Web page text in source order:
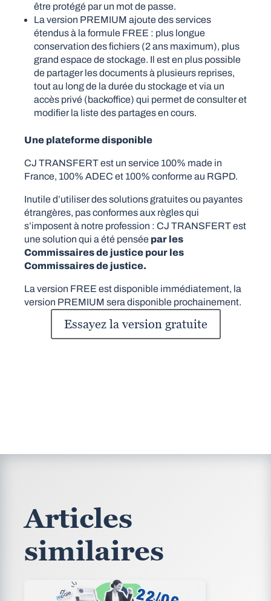
être protégé par un mot de passe.
La version PREMIUM ajoute des services
étendus à la formule FREE : plus longue
conservation des fichiers (2 ans maximum), plus
grand espace de stockage. Il est en plus possible
de partager les documents à plusieurs reprises,
tout au long de la durée du stockage et via un
accès privé (backoffice) qui permet de consulter et
modifier la liste des partages en cours.
Une plateforme disponible
CJ TRANSFERT est un service 100% made in
France, 100% ADEC et 100% conforme au RGPD.
Inutile d’utiliser des solutions gratuites ou payantes
étrangères, pas conformes aux règles qui
s’imposent à notre profession : CJ TRANSFERT est
une solution qui a été pensée par les
Commissaires de justice pour les
Commissaires de justice.
La version FREE est disponible immédiatement, la
version PREMIUM sera disponible prochainement.
Essayez la version gratuite
Articles
similaires